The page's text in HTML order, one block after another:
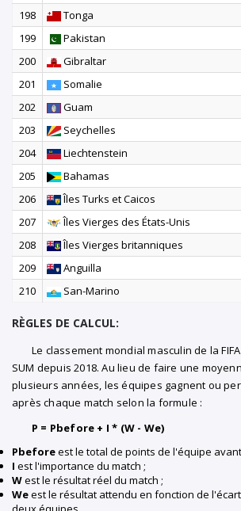
198
Tonga
199
Pakistan
200
Gibraltar
201
Somalie
202
Guam
203
Seychelles
204
Liechtenstein
205
Bahamas
206
Îles Turks et Caicos
207
Îles Vierges des États-Unis
208
Îles Vierges britanniques
209
Anguilla
210
San-Marino
RÈGLES DE CALCUL:
Le classement mondial masculin de la
SUM depuis 2018. Au lieu de faire une
plusieurs années, les équipes gagnent ou
après chaque match selon la formule :
P = Pbefore + I * (W - We)
Pbeforeest le total de points de l'équipe
I est l'importance du match ;
West le résultat réel du match ;
Weest le résultat attendu en fonction de